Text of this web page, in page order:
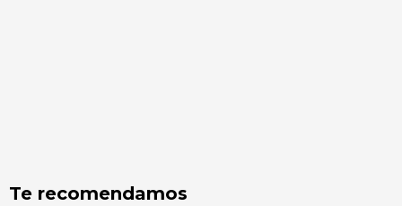
Te recomendamos